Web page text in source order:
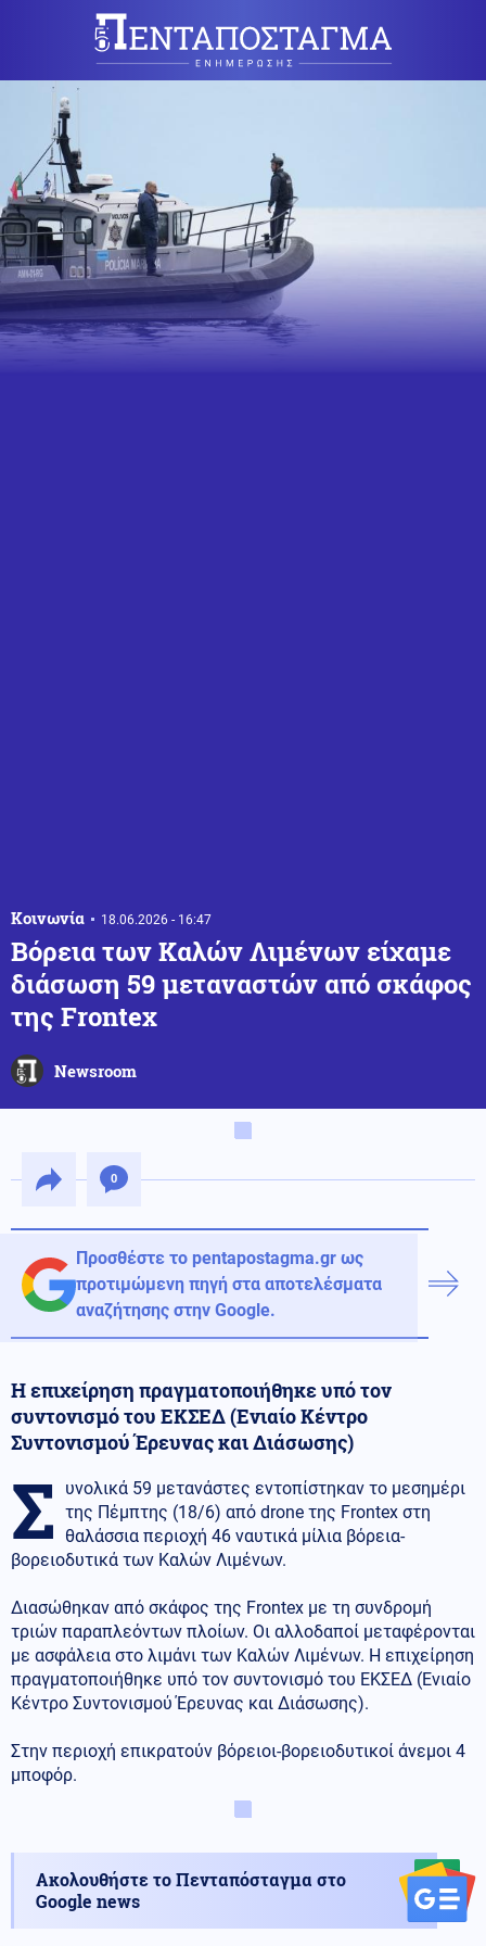
Κοινωνία 18.06.2026 - 16:47
Βόρεια των Καλών Λιμένων είχαμε
διάσωση 59 μεταναστών από σκάφος
της Frontex
Newsroom
0
Προσθέστε το pentapostagma.gr ως
προτιμώμενη πηγή στα αποτελέσματα
αναζήτησης στην Google.
Η επιχείρηση πραγματοποιήθηκε υπό τον
συντονισμό του ΕΚΣΕΔ (Ενιαίο Κέντρο
Συντονισμού Έρευνας και Διάσωσης)
Σ
υνολικά 59 μετανάστες εντοπίστηκαν το μεσημέρι
της Πέμπτης (18/6) από drone της Frontex στη
θαλάσσια περιοχή 46 ναυτικά μίλια βόρεια-
βορειοδυτικά των Καλών Λιμένων.
Διασώθηκαν από σκάφος της Frontex με τη συνδρομή
τριών παραπλεόντων πλοίων. Οι αλλοδαποί μεταφέρονται
με ασφάλεια στο λιμάνι των Καλών Λιμένων. Η επιχείρηση
πραγματοποιήθηκε υπό τον συντονισμό του ΕΚΣΕΔ (Ενιαίο
Κέντρο Συντονισμού Έρευνας και Διάσωσης).
Στην περιοχή επικρατούν βόρειοι-βορειοδυτικοί άνεμοι 4
μποφόρ.
Ακολουθήστε το Πενταπόσταγμα στο
Google news